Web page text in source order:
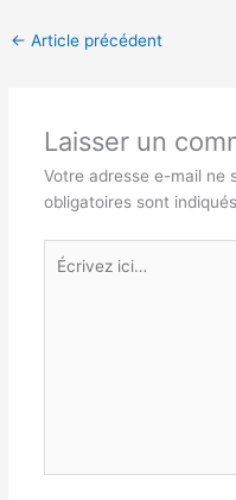
← Article précédent
Laisser un
Votre adresse e-mail ne
obligatoires sont
Écrivez
ici…